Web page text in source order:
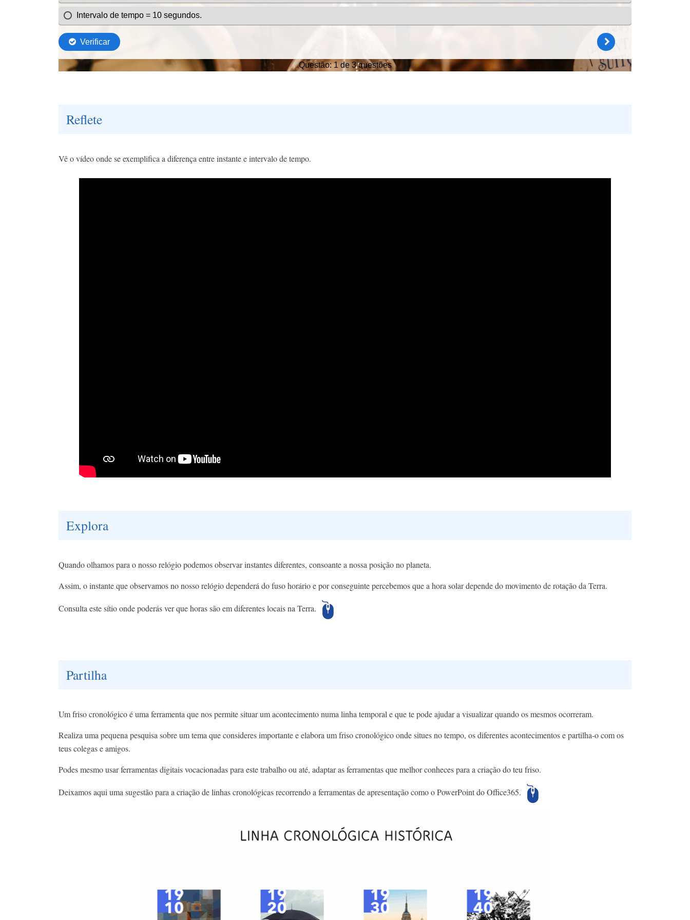
Reflete
Vê o vídeo onde se exemplifica a diferença entre instante e intervalo de tempo.
Explora
Quando olhamos para o nosso relógio podemos observar instantes diferentes, consoante a nossa posição no planeta.
Assim, o instante que observamos no nosso relógio dependerá do fuso horário e por conseguinte percebemos que a hora solar depende do movimento de rotação da Terra.
Consulta este sítio onde poderás ver que horas são em diferentes locais na Terra.
Partilha
Um friso cronológico é uma ferramenta que nos permite situar um acontecimento numa linha temporal e que te pode ajudar a visualizar quando os mesmos ocorreram.
Realiza uma pequena pesquisa sobre um tema que consideres importante e elabora um friso cronológico onde situes no tempo, os diferentes acontecimentos e partilha-o com os
teus colegas e amigos.
Podes mesmo usar ferramentas digitais vocacionadas para este trabalho ou até, adaptar as ferramentas que melhor conheces para a criação do teu friso.
Deixamos aqui uma sugestão para a criação de linhas cronológicas recorrendo a ferramentas de apresentação como o PowerPoint do Office365.